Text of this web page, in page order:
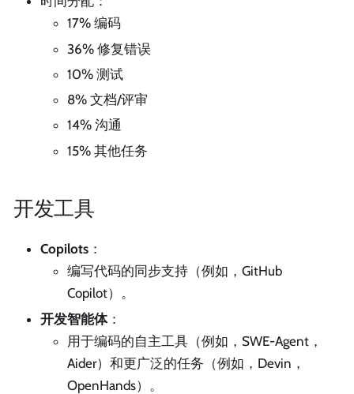
17% 编码
36% 修复错误
10% 测试
8% 文档/评审
14% 沟通
15% 其他任务
开发工具
Copilots ：
编写代码的同步支持（例如，GitHub
Copilot）。
开发智能体：
用于编码的自主工具（例如，SWE-Agent，
Aider）和更广泛的任务（例如，Devin，
OpenHands）。